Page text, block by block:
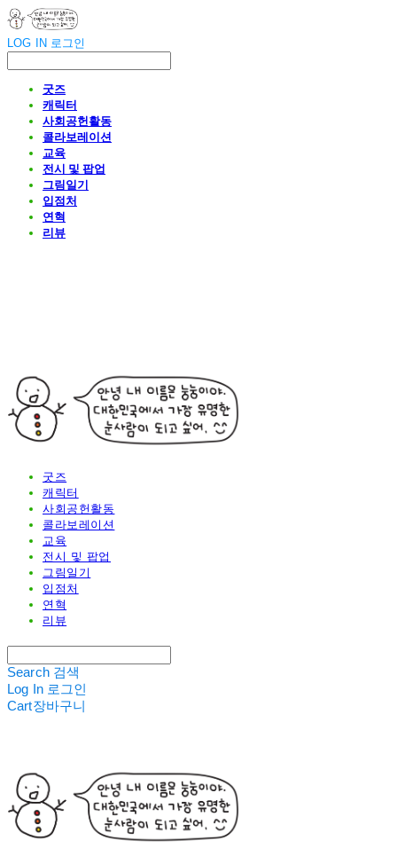
LOG IN 로그인
굿즈
캐릭터
사회공헌활동
콜라보레이션
교육
전시 및 팝업
그림일기
입점처
연혁
리뷰
굿즈
캐릭터
사회공헌활동
콜라보레이션
교육
전시 및 팝업
그림일기
입점처
연혁
리뷰
Search 검색
Log In 로그인
Cart장바구니